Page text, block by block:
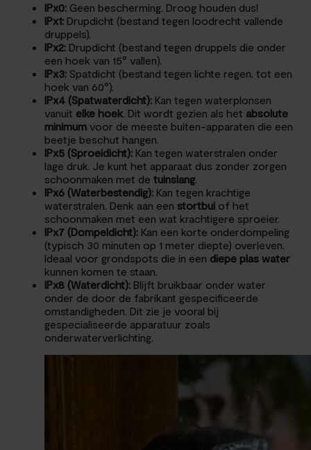
IPx0: Geen bescherming. Droog houden dus!
IPx1: Drupdicht (bestand tegen loodrecht vallende
druppels).
IPx2: Drupdicht (bestand tegen druppels die onder
een hoek van 15° vallen).
IPx3: Spatdicht (bestand tegen lichte regen, tot een
hoek van 60°).
IPx4 (Spatwaterdicht): Kan tegen waterplonsen
vanuit elke hoek. Dit wordt gezien als het absolute
minimum voor de meeste buiten-apparaten die een
beetje beschut hangen.
IPx5 (Sproeidicht): Kan tegen waterstralen onder
lage druk. Je kunt het apparaat dus zonder zorgen
schoonmaken met de tuinslang.
IPx6 (Waterbestendig): Kan tegen krachtige
waterstralen. Denk aan een stortbui of het
schoonmaken met een wat krachtigere sproeier.
IPx7 (Dompeldicht): Kan een korte onderdompeling
(typisch 30 minuten op 1 meter diepte) overleven.
Ideaal voor grondspots die in een diepe plas water
kunnen komen te staan.
IPx8 (Waterdicht): Blijft bruikbaar onder water
onder de door de fabrikant gespecificeerde
omstandigheden. Dit zie je vooral bij
gespecialiseerde apparatuur zoals
onderwaterverlichting.